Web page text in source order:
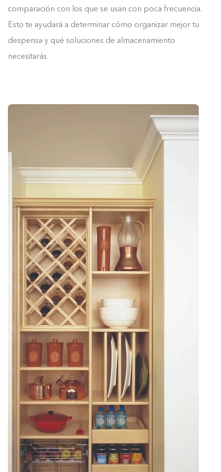
comparación con los que se usan con poca frecuencia.
Esto te ayudará a determinar cómo organizar mejor tu
despensa y qué soluciones de almacenamiento
necesitarás.